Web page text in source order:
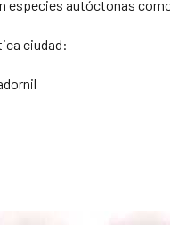
especies autóctonas
ciudad: